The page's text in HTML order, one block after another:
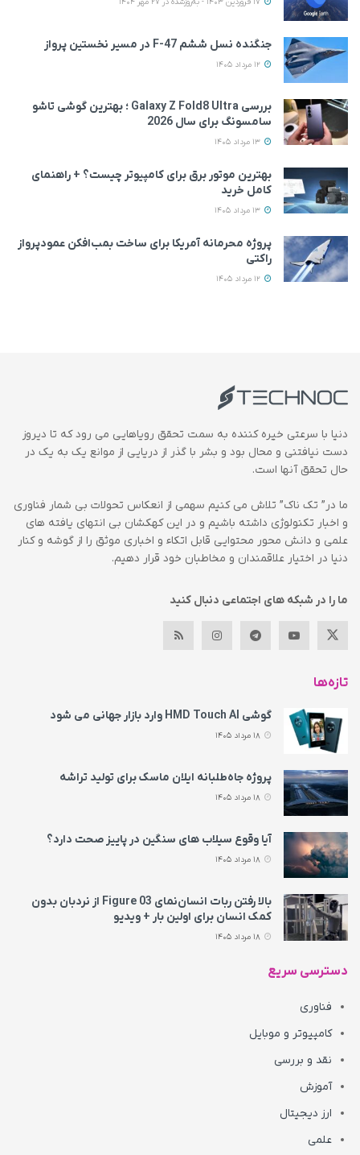
جنگنده نسل ششم F-47 در مسیر نخستین پرواز
بررسی Galaxy Z Fold8 Ultra ؛ بهترین گوشی تاشو
سامسونگ برای سال 2026
بهترین موتور برق برای کامپیوتر چیست؟ + راهنمای
کامل خرید
پروژه محرمانه آمریکا برای ساخت بمب‌افکن عمودپرواز
راکتی
دنیا با سرعتی خیره کننده به سمت تحقق رویاهایی می رود که تا دیروز
دست نیافتنی و محال بود و بشر با گذر از دریایی از موانع یک به یک در
حال تحقق آنها است.
ما در” تک ناک” تلاش می کنیم سهمی از انعکاس تحولات بی شمار فناوری
و اخبار تکنولوژی داشته باشیم و در این کهکشان بی انتهای یافته های
علمی و دانش محور محتوایی قابل اتکاء و اخباری موثق را از گوشه و کنار
دنیا در اختیار علاقمندان و مخاطبان خود قرار دهیم.
ما را در شبکه های اجتماعی دنبال کنید
تازه‌ها
گوشی HMD Touch AI وارد بازار جهانی می‌ شود
پروژه جاه‌طلبانه ایلان ماسک برای تولید تراشه
آیا وقوع سیلاب های سنگین در پاییز صحت دارد؟
بالا رفتن ربات انسان‌نمای Figure 03 از نردبان بدون
کمک انسان برای اولین بار + ویدیو
دسترسی سریع
فناوری
کامپیوتر و موبایل
نقد و بررسی
آموزش
ارز دیجیتال
علمی